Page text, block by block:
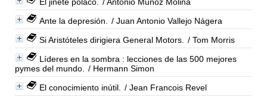
Ante la depresión.
/ Juan Antonio Vallejo Nágera
Si Aristóteles dirigiera General Motors.
/ Tom Morris
Líderes en la sombra : lecciones de las 500 mejores
pymes del mundo.
/ Hermann Simon
El conocimiento inútil.
/ Jean Francois Revel